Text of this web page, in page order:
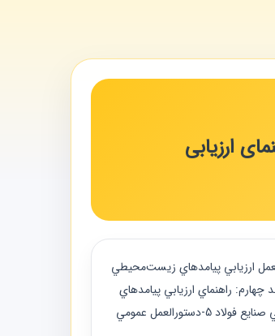
ارزیابی
پيامدهاي زيست‌محيطي طرح‌هاي عمراني - جلد ششم: راهنماي ارزيابي پيامدهاي زيست‌محيطي فرودگاه‌ها 2-دستورالعمل ارزيابي پيامدهاي زيست‌محيطي
طرح‌هاي عمراني - جلد چهارم: راهنماي ارزيابي پيامدهاي
زيست‌محيطي پالايشگاه و پايانه‌هاي نفتي 4-دستورالعمل ارزيابي پيامدهاي زيست‌محيطي طرح‌هاي عمراني - جلد سوم: راهنماي ارزيابي پيامدهاي زيست‌محيطي صنايع فولاد 5-دستورالعمل عمومي